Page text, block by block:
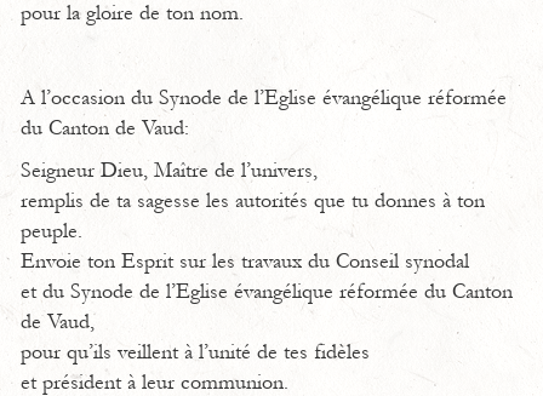
pour la gloire de ton nom.
A l’occasion du Synode de l’Eglise évangélique réformée
du Canton de Vaud:
Seigneur Dieu, Maître de l’univers,
remplis de ta sagesse les autorités que tu donnes à ton
peuple.
Envoie ton Esprit sur les travaux du Conseil synodal
et du Synode de l’Eglise évangélique réformée du Canton
de Vaud,
pour qu’ils veillent à l’unité de tes fidèles
et président à leur communion.